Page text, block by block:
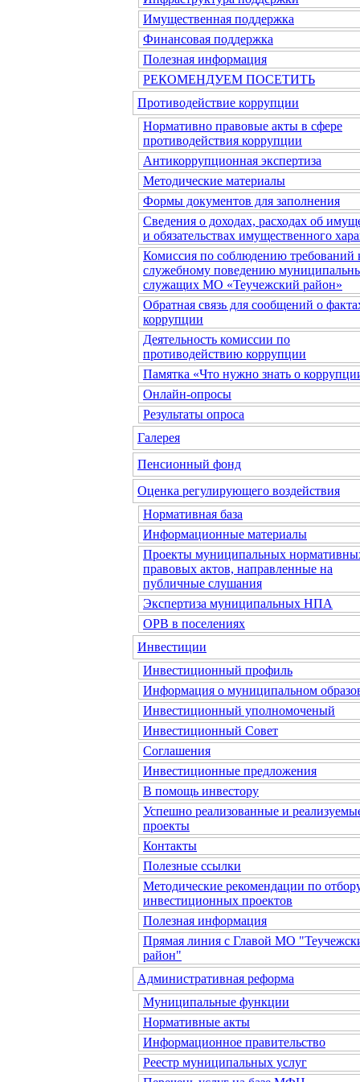
Имущественная поддержка
Финансовая поддержка
Полезная информация
РЕКОМЕНДУЕМ ПОСЕТИТЬ
Противодействие коррупции
Нормативно правовые акты в сфере
противодействия коррупции
Антикоррупционная экспертиза
Методические материалы
Формы документов для заполнения
Сведения о доходах, расходах об
и обязательствах имущественного
Комиссия по соблюдению требований
служебному поведению
служащих МО «Теучежский район»
Обратная связь для сообщений о
коррупции
Деятельность комиссии по
противодействию коррупции
Памятка «Что нужно знать о
Онлайн-опросы
Результаты опроса
Галерея
Пенсионный фонд
Оценка регулирующего воздействия
Нормативная база
Информационные материалы
Проекты муниципальных
правовых актов, направленные на
публичные слушания
Экспертиза муниципальных НПА
ОРВ в поселениях
Инвестиции
Инвестиционный профиль
Информация о муниципальном
Инвестиционный уполномоченый
Инвестиционный Совет
Соглашения
Инвестиционные предложения
В помощь инвестору
Успешно реализованные и
проекты
Контакты
Полезные ссылки
Методические рекомендации по
инвестиционных проектов
Полезная информация
Прямая линия с Главой МО
район"
Административная реформа
Муниципальные функции
Нормативные акты
Информационное правительство
Реестр муниципальных услуг